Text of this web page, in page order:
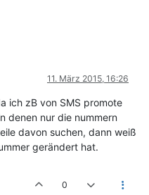
11. März 2015, 16:26
ich zB von SMS promote
denen nur die nummern
davon suchen, dann weiß
gerändert hat.
0